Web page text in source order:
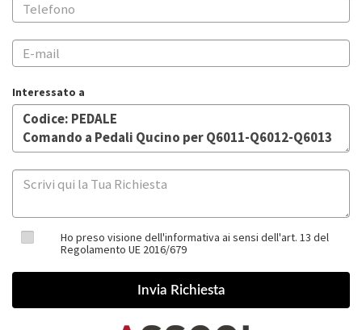
Interessato a
Ho preso visione dell'informativa ai sensi dell'art. 13 del
Regolamento UE 2016/679